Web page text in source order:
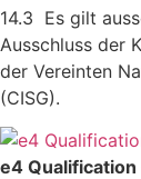
14.3 Es gilt
Ausschluss der
der Vereinten
(CISG).
e4 Qualification